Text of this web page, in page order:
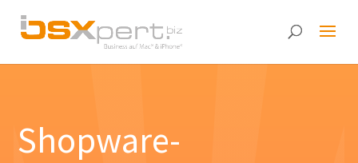
Shopware-